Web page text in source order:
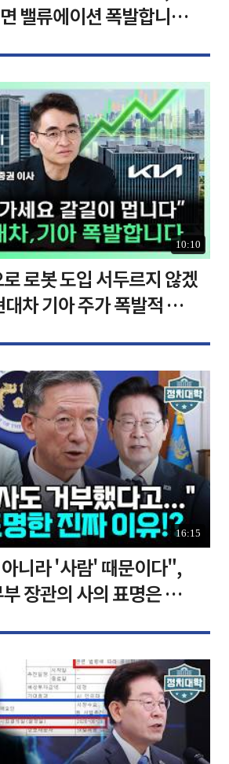
밸류에이션 폭발합니다
10:10
로봇 도입 서두르지 않겠
16:15
니라 '사람' 때문이다",
장관의 사의 표명은 이재